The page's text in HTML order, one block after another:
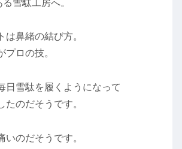
雪駄工房へ。
は鼻緒の結び方。
プロの技。
日雪駄を履くようになって
たのだそうです。
いのだそうです。